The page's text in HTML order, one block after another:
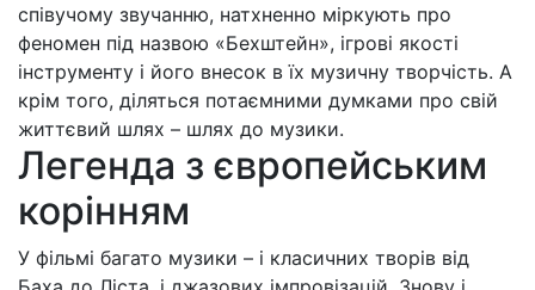
співучому звучанню, натхненно міркують про
феномен під назвою «Бехштейн», ігрові якості
інструменту і його внесок в їх музичну творчість. А
крім того, діляться потаємними думками про свій
життєвий шлях – шлях до музики.
Легенда з європейським
корінням
У фільмі багато музики – і класичних творів від